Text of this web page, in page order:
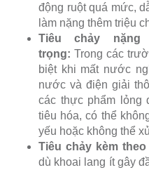
động ruột quá mức,
làm nặng thêm triệu
Tiêu chảy
trọng: Trong các
biệt khi mất nước
nước và điện giải
các thực phẩm lỏng
tiêu hóa, có thể
yếu hoặc không thể
Tiêu chảy kèm
dù khoai lang ít gây